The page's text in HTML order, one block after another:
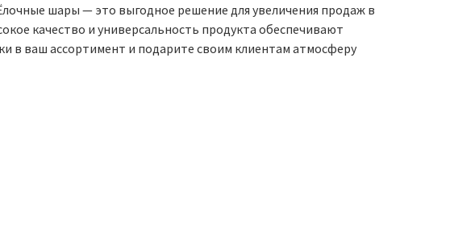
шары — это выгодное решение для увеличения продаж в
качество и универсальность продукта обеспечивают
в ваш ассортимент и подарите своим клиентам атмосферу